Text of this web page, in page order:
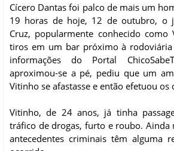
Cícero Dantas foi palco de mais um
19 horas de hoje, 12 de outubro, o
Cruz, popularmente conhecido
tiros em um bar próximo à rodoviária
informações do Portal
aproximou-se a pé, pediu que um
Vitinho se afastasse e então efetuou os
Vitinho, de 24 anos, já tinha
tráfico de drogas, furto e roubo. Ainda
antecedentes criminais têm alguma